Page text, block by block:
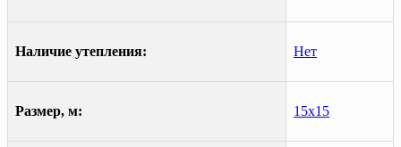
Наличие утепления: Нет
Размер, м: 15х15